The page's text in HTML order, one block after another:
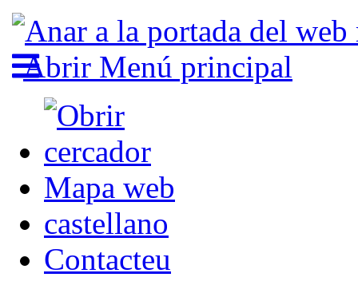
Abrir Menú principal
Mapa web
castellano
Contacteu